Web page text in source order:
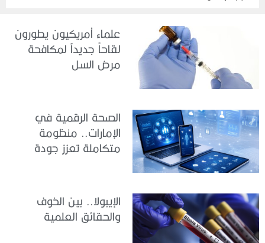
علماء أمريكيون يطورون
لقاحاً جديداً لمكافحة
مرض السل
الصحة الرقمية في
الإمارات.. منظومة
متكاملة تعزز جودة
الإيبولا.. بين الخوف
والحقائق العلمية